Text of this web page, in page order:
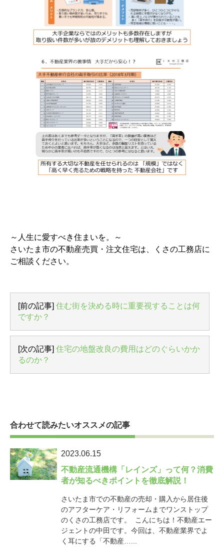
～人生に愛すべき住まいを。～
さいたま市の不動産売買・注文住宅は、くさの工務店に
ご相談ください。
[前の記事] 住む街を決める時に重要視することは何
ですか？
[次の記事] 住宅の地盤改良の費用はどのぐらいかか
るのか？
合わせて読みたいオススメの記事
2023.06.15
不動産流通機構「レインズ」って何？消費
者が知るべきポイントを徹底解説！
さいたま市での不動産の売却・購入から居住後
のアフターケア・リフォームまでワンストップ
のくさの工務店です。 こんにちは！不動産エー
ジェントの中田です。今回は、不動産業界でよ
く耳にする「不動産…...